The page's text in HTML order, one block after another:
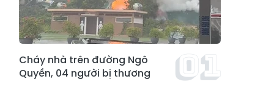
Cháy nhà trên đường Ngô
Quyền, 04 người bị thương